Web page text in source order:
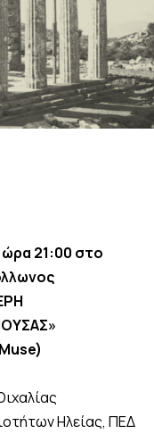
21:00 στο
»
Ηλείας, ΠΕΔ